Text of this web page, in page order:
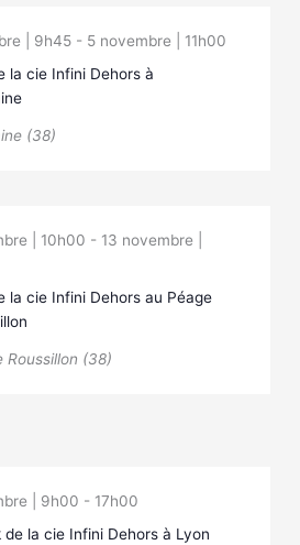
la cie Infini Dehors à
| 9h45- 5 novembre | 11h00
(38)
la cie Infini Dehors au Péage
| 10h00 - 13 novembre |
Roussillon (38)
de la cie Infini Dehors à Lyon
| 9h00 - 17h00